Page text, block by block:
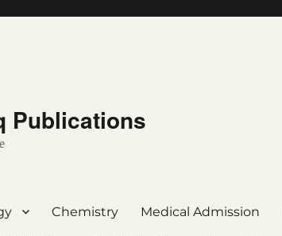
Publications
Chemistry Medical Admission